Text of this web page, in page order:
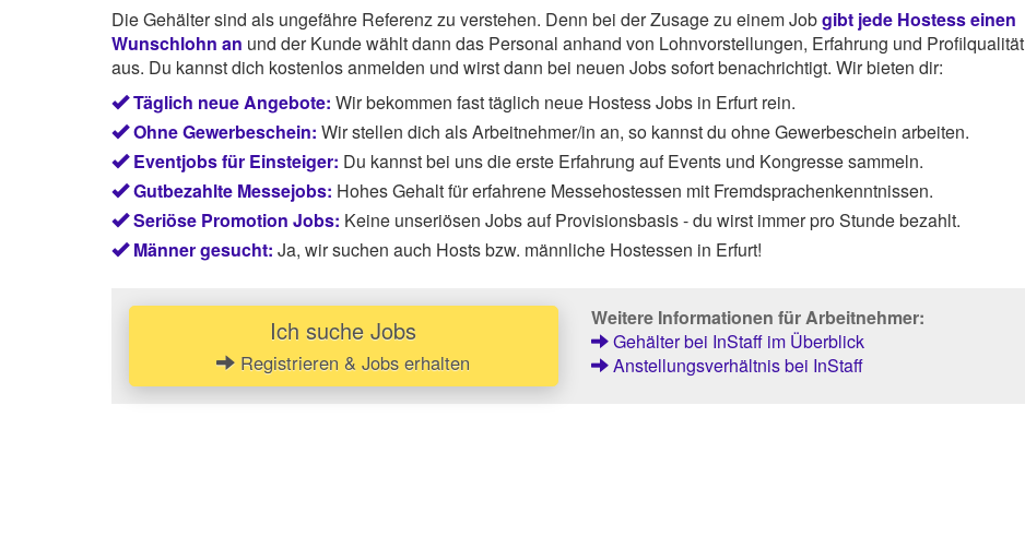
Die Gehälter sind als ungefähre Referenz zu verstehen. Denn bei der Zusage zu einem Jobgibt jede Hostess einen
Wunschlohn an und der Kunde wählt dann das Personal anhand von Lohnvorstellungen, Erfahrung und Profilqualität
aus. Du kannst dich kostenlos anmelden und wirst dann bei neuen Jobs sofort benachrichtigt. Wir bieten dir:
Täglich neue Angebote: Wir bekommen fast täglich neue Hostess Jobs in Erfurt rein.
Ohne Gewerbeschein: Wir stellen dich als Arbeitnehmer/in an, so kannst du ohne Gewerbeschein arbeiten.
Eventjobs für Einsteiger: Du kannst bei uns die erste Erfahrung auf Events und Kongresse sammeln.
Gutbezahlte Messejobs: Hohes Gehalt für erfahrene Messehostessen mit Fremdsprachenkenntnissen.
Seriöse Promotion Jobs: Keine unseriösen Jobs auf Provisionsbasis - du wirst immer pro Stunde bezahlt.
Männer gesucht: Ja, wir suchen auch Hosts bzw. männliche Hostessen in Erfurt!
Ich suche Jobs
Registrieren & Jobs erhalten
Weitere Informationen für Arbeitnehmer:
Gehälter bei InStaff im Überblick
Anstellungsverhältnis bei InStaff